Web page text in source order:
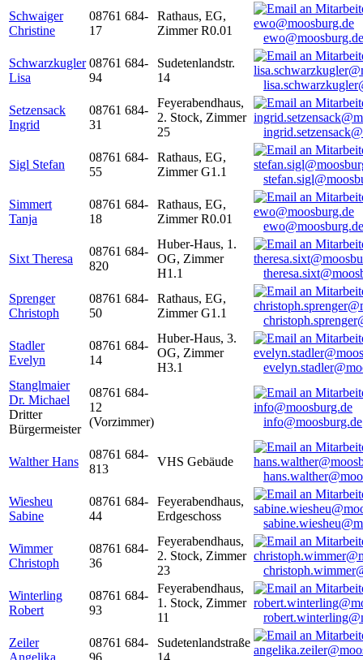
Schwaiger
Christine
08761 684-
17
Rathaus, EG,
Zimmer R0.01
ewo@moosburg.de
Schwarzkugler
Lisa
08761 684-
94
Sudetenlandstr.
14
Setzensack
Ingrid
08761 684-
31
Feyerabendhaus,
2. Stock, Zimmer
25
Sigl Stefan
08761 684-
55
Rathaus, EG,
Zimmer G1.1
Simmert
Tanja
08761 684-
18
Rathaus, EG,
Zimmer R0.01
ewo@moosburg.de
Sixt Theresa
08761 684-
820
Huber-Haus, 1.
OG, Zimmer
H1.1
Sprenger
Christoph
08761 684-
50
Rathaus, EG,
Zimmer G1.1
Stadler
Evelyn
08761 684-
14
Huber-Haus, 3.
OG, Zimmer
H3.1
Stanglmaier
Dr. Michael
Dritter
Bürgermeister
08761 684-
12
(Vorzimmer)
info@moosburg.de
Walther Hans
08761 684-
813
VHS Gebäude
Wiesheu
Sabine
08761 684-
44
Feyerabendhaus,
Erdgeschoss
Wimmer
Christoph
08761 684-
36
Feyerabendhaus,
2. Stock, Zimmer
23
Winterling
Robert
08761 684-
93
Feyerabendhaus,
1. Stock, Zimmer
11
Zeiler
Angelika
08761 684-
96
Sudetenlandstraße
14